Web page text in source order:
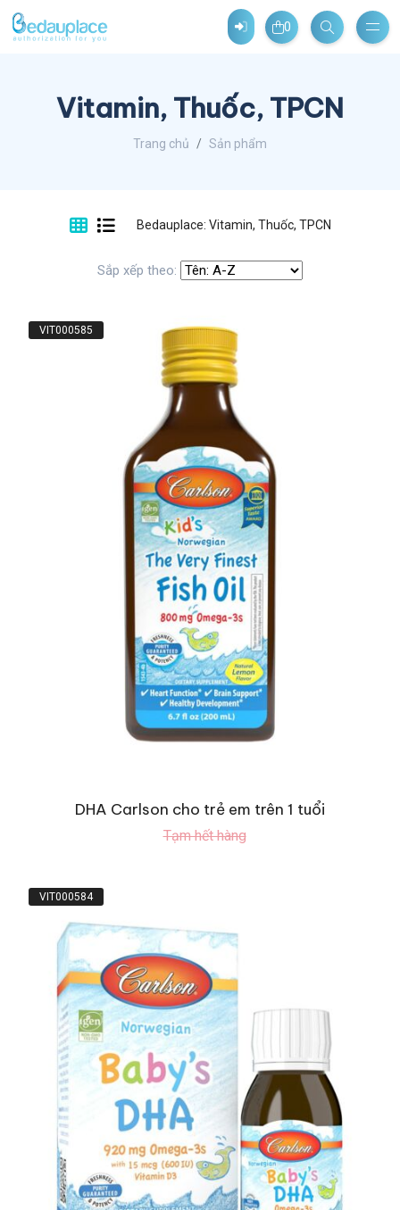
0
Vitamin, Thuốc, TPCN
Trang chủ Sản phẩm
Bedauplace: Vitamin, Thuốc, TPCN
Sắp xếp theo:
VIT000585
DHA Carlson cho trẻ em trên 1 tuổi
Tạm hết hàng
VIT000584